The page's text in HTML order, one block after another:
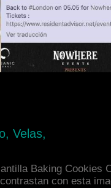
Velas,
Baking Cookies
con esta